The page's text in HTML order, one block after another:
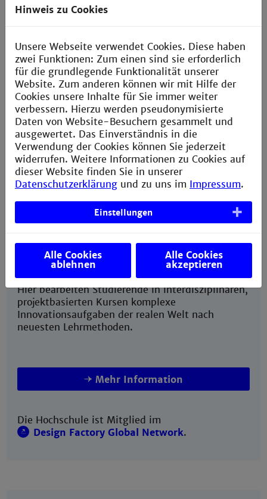
Hochschule Mannheim Transfer gGmbH
Die Transfer gGmbH vermittelt und koordiniert
Projektaufträge zu Forschung und Entwicklung
zwischen Unternehmen der Wirtschaft und
Forschungsaktiven der Hochschule.
Mehr Information
inno.space ist der Kreativraum und Makerspace
der Technischen Hochschule Mannheim.
Hier bearbeiten Studierende in interdisziplinären,
projektbasierten Kursen komplexe
Innovationsaufgaben der realen Welt nach
neuesten Lehrmethoden.
Mehr Information
Die Hochschule ist Mitglied im
Design Factory Global Network.
Hinweis zu Cookies
Unsere Webseite verwendet Cookies. Diese haben
zwei Funktionen: Zum einen sind sie erforderlich
für die grundlegende Funktionalität unserer
Website. Zum anderen können wir mit Hilfe der
Cookies unsere Inhalte für Sie immer weiter
verbessern. Hierzu werden pseudonymisierte
Daten von Website-Besuchern gesammelt und
ausgewertet. Das Einverständnis in die
Verwendung der Cookies können Sie jederzeit
widerrufen. Weitere Informationen zu Cookies auf
dieser Website finden Sie in unserer
Datenschutzerklärung und zu uns im Impressum.
Einstellungen
Alle Cookies
ablehnen
Alle Cookies
akzeptieren